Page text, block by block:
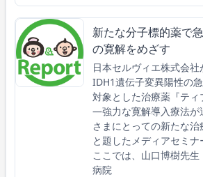
新たな分子標的薬で
の寛解をめざす
日本セルヴィエ株式会社
IDH1遺伝子変異陽性の
対象とした治療薬『テ
―強力な寛解導入療法が
さまにとっての新たな
と題したメディアセミナ
ここでは、山口博樹先
病院